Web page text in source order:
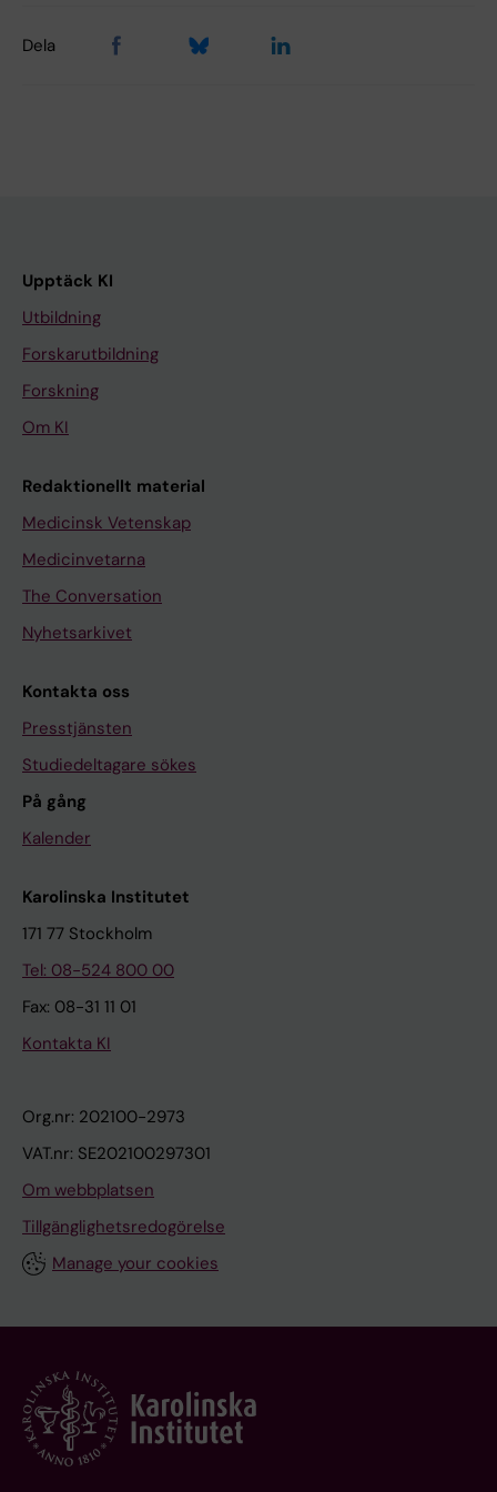
Dela
Upptäck KI
Utbildning
Forskarutbildning
Forskning
Om KI
Redaktionellt material
Medicinsk Vetenskap
Medicinvetarna
The Conversation
Nyhetsarkivet
Kontakta oss
Presstjänsten
Studiedeltagare sökes
På gång
Kalender
Karolinska Institutet
171 77 Stockholm
Tel: 08-524 800 00
Fax: 08-31 11 01
Kontakta KI
Org.nr: 202100-2973
VAT.nr: SE202100297301
Om webbplatsen
Tillgänglighetsredogörelse
Manage your cookies